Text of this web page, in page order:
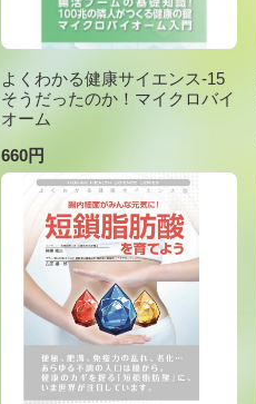
よくわかる健康サイエンス-15
そうだったのか！マイクロバイ
オーム
660円